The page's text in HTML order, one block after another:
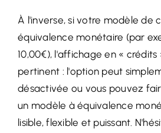
À l'inverse, si votre modèle de
équivalence monétaire (par
10,00€), l'affichage en « crédits
pertinent : l'option peut
désactivée ou vous pouvez
un modèle à équivalence
lisible, flexible et puissant.